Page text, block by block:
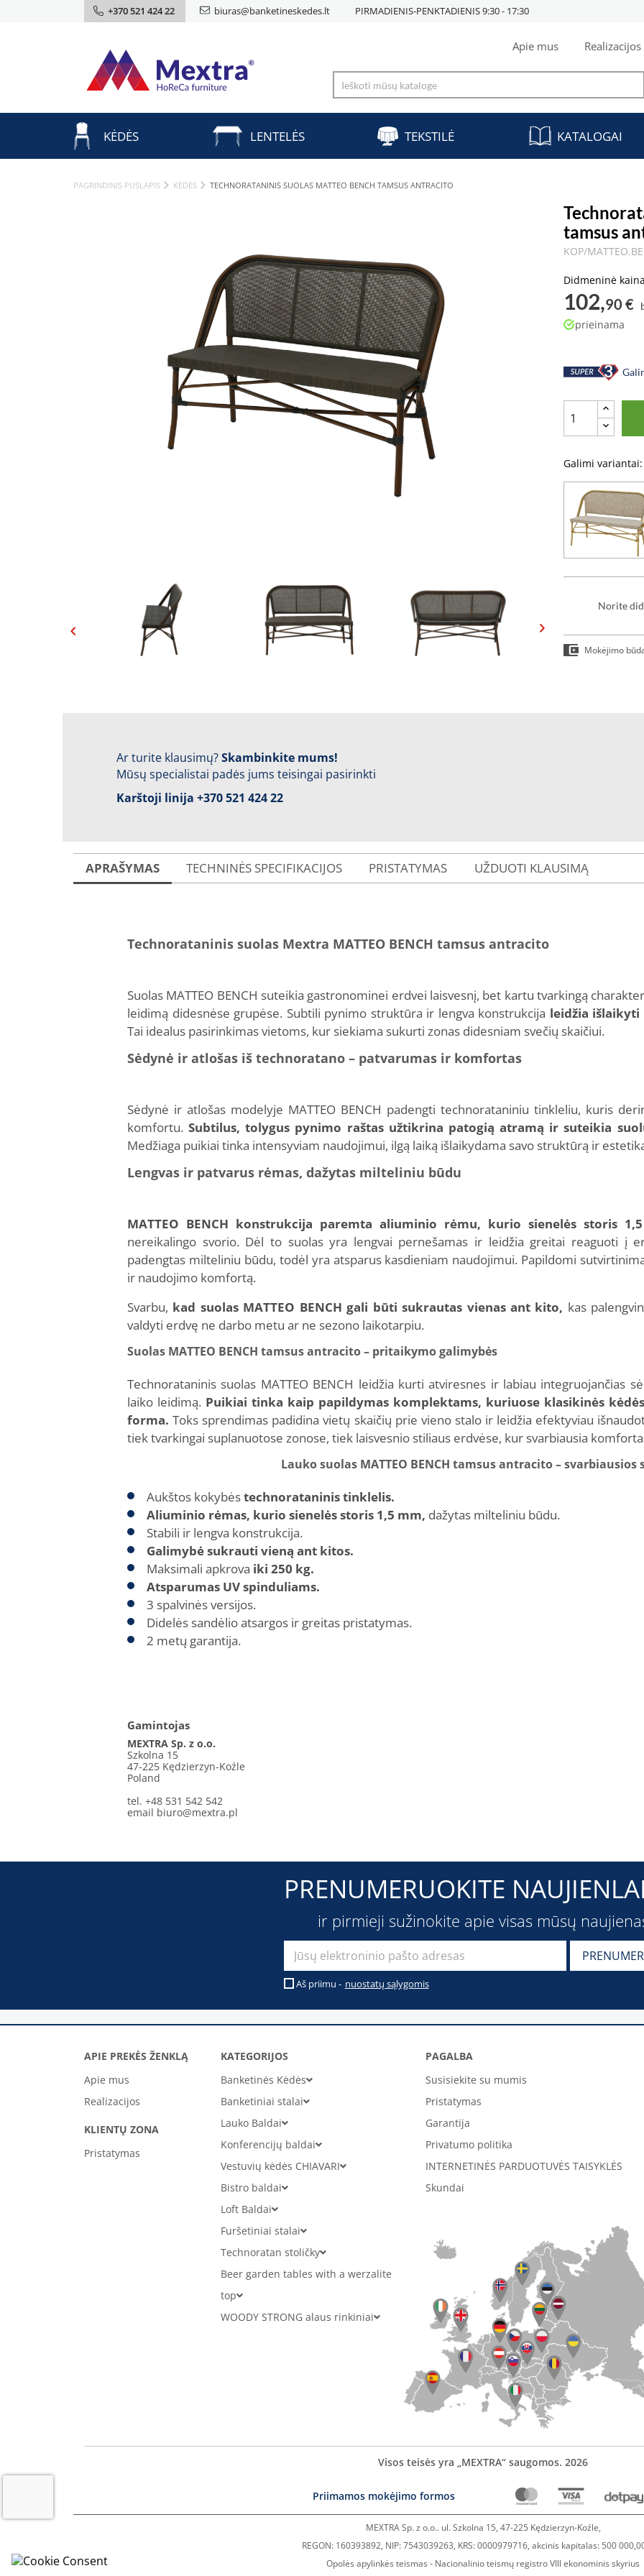
+370 521 424 22 biuras@banketineskedes.lt PIRMADIENIS-PENKTADIENIS 9:30 - 17:30
Apie mus Realizacijos
KĖDĖS LENTELĖS TEKSTILĖ KATALOGAI
PAGRINDINIS PUSLAPIS KĖDĖS TECHNORATANINIS SUOLAS MATTEO BENCH TAMSUS ANTRACITO
tamsus
KOP/
Didmeninė kaina
102,90 €
prieinama
Galimi variantai:
Norite
Mokėjimo
Ar turite klausimų?Skambinkite mums!
Mūsų specialistai padės jums teisingai pasirinkti
Karštoji linija +370 521 424 22
APRAŠYMAS TECHNINĖS SPECIFIKACIJOS PRISTATYMAS UŽDUOTI KLAUSIMĄ
Technorataninis suolas Mextra MATTEO BENCH tamsus antracito
Suolas MATTEO BENCH suteikia gastronominei erdvei laisvesnį, bet kartu tvarkingą
leidimą didesnėse grupėse. Subtili pynimo struktūra ir lengva konstrukcija leidžia
Tai idealus pasirinkimas vietoms, kur siekiama sukurti zonas didesniam svečių skaičiui.
Sėdynė ir atlošas iš technoratano – patvarumas ir komfortas
Sėdynė ir atlošas modelyje MATTEO BENCH padengti technorataniniu tinkleliu, kuris
komfortu.Subtilus, tolygus pynimo raštas užtikrina patogią atramą ir suteikia
Medžiaga puikiai tinka intensyviam naudojimui, ilgą laiką išlaikydama savo struktūrą ir
Lengvas ir patvarus rėmas, dažytas milteliniu būdu
MATTEO BENCH konstrukcija paremta aliuminio rėmu, kurio sienelės storis
nereikalingo svorio. Dėl to suolas yra lengvai pernešamas ir leidžia greitai reaguoti į
padengtas milteliniu būdu, todėl yra atsparus kasdieniam naudojimui. Papildomi
ir naudojimo komfortą.
Svarbu, kad suolas MATTEO BENCH gali būti sukrautas vienas ant kito, kas
valdyti erdvę ne darbo metu ar ne sezono laikotarpiu.
Suolas MATTEO BENCH tamsus antracito – pritaikymo galimybės
Technorataninis suolas MATTEO BENCH leidžia kurti atviresnes ir labiau integruojančias
laiko leidimą. Puikiai tinka kaip papildymas komplektams, kuriuose klasikinės
forma. Toks sprendimas padidina vietų skaičių prie vieno stalo ir leidžia efektyviau
tiek tvarkingai suplanuotose zonose, tiek laisvesnio stiliaus erdvėse, kur svarbiausia
Lauko suolas MATTEO BENCH tamsus antracito – svarbiausios
Aukštos kokybėstechnorataninis tinklelis.
Aliuminio rėmas, kurio sienelės storis 1,5 mm, dažytas milteliniu būdu.
Stabili ir lengva konstrukcija.
Galimybė sukrauti vieną ant kitos.
Maksimali apkrova iki 250 kg.
Atsparumas UV spinduliams.
3 spalvinės versijos.
Didelės sandėlio atsargos ir greitas pristatymas.
2 metų garantija.
Gamintojas
MEXTRA Sp. z o.o.
Szkolna 15
47-225 Kędzierzyn-Koźle
Poland
tel. +48 531 542 542
email biuro@mextra.pl
PRENUMERUOKITE
ir pirmieji sužinokite apie visas mūsų
Aš priimu - nuostatų sąlygomis
APIE PREKĖS ŽENKLĄ
Apie mus
Realizacijos
KLIENTŲ ZONA
Pristatymas
KATEGORIJOS
Banketinės Kėdės
Banketiniai stalai
Lauko Baldai
Konferencijų baldai
Vestuvių kėdės CHIAVARI
Bistro baldai
Loft Baldai
Furšetiniai stalai
Technoratan stoličky
Beer garden tables with a werzalite
top
WOODY STRONG alaus rinkiniai
PAGALBA
Susisiekite su mumis
Pristatymas
Garantija
Privatumo politika
INTERNETINĖS PARDUOTUVĖS TAISYKLĖS
Skundai
Visos teisės yra „MEXTRA“ saugomos. 2026
Priimamos mokėjimo formos
MEXTRA Sp. z o.o.. ul. Szkolna 15, 47-225 Kędzierzyn-Koźle,
REGON: 160393892, NIP: 7543039263, KRS: 0000979716, akcinis kapitalas: 500
Opolės apylinkės teismas - Nacionalinio teismų registro VIII ekonominis skyrius